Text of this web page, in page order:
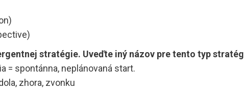
stratégie. Uveďte iný názov pre tento typ
= spontánna, neplánovaná start.
zhora, zvonku